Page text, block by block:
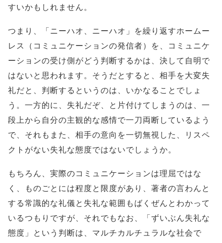
すいかもしれません。
つまり、「ニーハオ、ニーハオ」を繰り返すホームー
レス（コミュニケーションの発信者）を、コミュニケ
ーションの受け側がどう判断するかは、決して自明で
はないと思われます。そうだとすると、相手を大変失
礼だと、判断するというのは、いかなることでしょ
う。一方的に、失礼だぞ、と片付けてしまうのは、一
段上から自分の主観的な感情で一刀両断しているよう
で、それもまた、相手の意向を一切無視した、リスペ
クトがない失礼な態度ではないでしょうか。
もちろん、実際のコミュニケーションは理屈ではな
く、ものごとには程度と限度があり、著者の言わんと
する常識的な礼儀と失礼な範囲もばくぜんとわかって
いるつもりですが、それでもなお、「ずいぶん失礼な
態度」という判断は、マルチカルチュラルな社会で